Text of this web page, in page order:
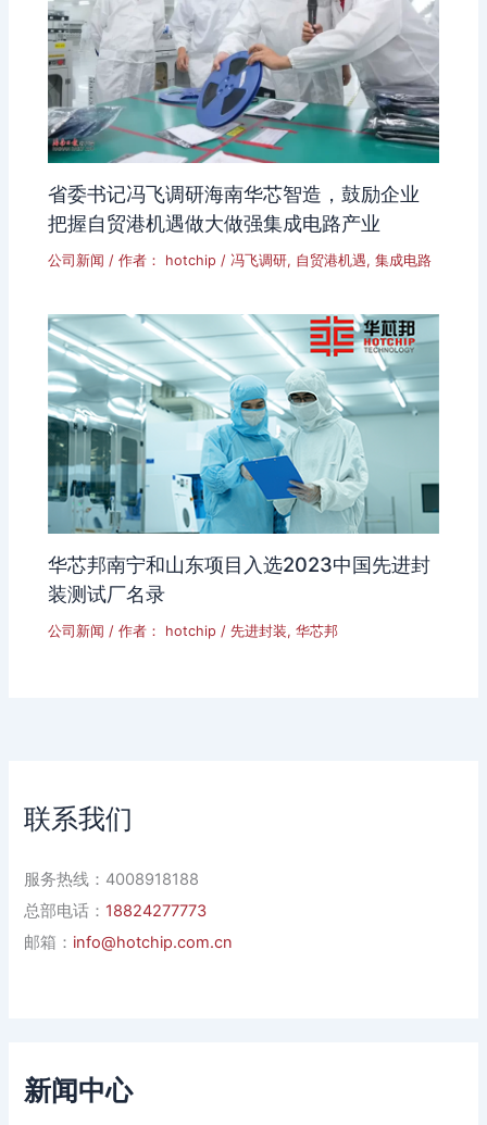
省委书记冯飞调研海南华芯智造，鼓励企业
把握自贸港机遇做大做强集成电路产业
公司新闻 / 作者： hotchip / 冯飞调研, 自贸港机遇,集成电路
华芯邦南宁和山东项目入选2023中国先进封
装测试厂名录
公司新闻 / 作者： hotchip /先进封装,华芯邦
联系我们
服务热线：4008918188
总部电话：18824277773
邮箱： info@hotchip.com.cn
新闻中心